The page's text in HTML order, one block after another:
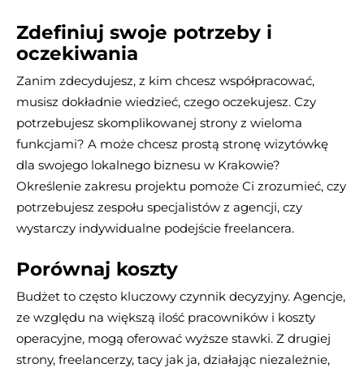
Zdefiniuj swoje potrzeby i
oczekiwania
Zanim zdecydujesz, z kim chcesz współpracować,
musisz dokładnie wiedzieć, czego oczekujesz. Czy
potrzebujesz skomplikowanej strony z wieloma
funkcjami? A może chcesz prostą stronę wizytówkę
dla swojego lokalnego biznesu w Krakowie?
Określenie zakresu projektu pomoże Ci zrozumieć, czy
potrzebujesz zespołu specjalistów z agencji, czy
wystarczy indywidualne podejście freelancera.
Porównaj koszty
Budżet to często kluczowy czynnik decyzyjny. Agencje,
ze względu na większą ilość pracowników i koszty
operacyjne, mogą oferować wyższe stawki. Z drugiej
strony, freelancerzy, tacy jak ja, działając niezależnie,